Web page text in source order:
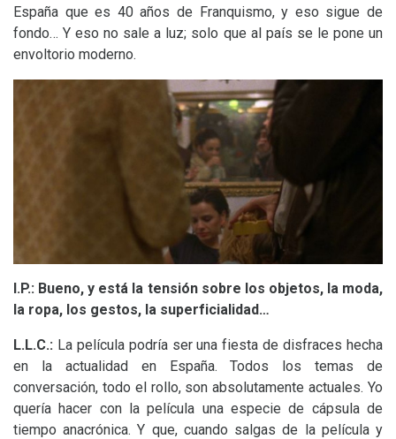
España que es 40 años de Franquismo, y eso sigue de
fondo… Y eso no sale a luz; solo que al país se le pone un
envoltorio moderno.
I.P.: Bueno, y está la tensión sobre los objetos, la moda,
la ropa, los gestos, la superficialidad…
L.L.C.: La película podría ser una fiesta de disfraces hecha
en la actualidad en España. Todos los temas de
conversación, todo el rollo, son absolutamente actuales. Yo
quería hacer con la película una especie de cápsula de
tiempo anacrónica. Y que, cuando salgas de la película y